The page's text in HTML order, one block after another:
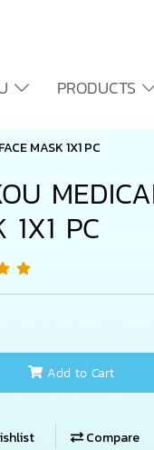
PRODUCTS
MASK 1X1 PC
1X1 PC
Add to Cart
Compare